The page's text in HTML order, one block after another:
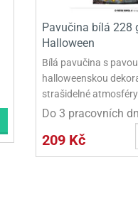
Pavučina bílá 228
Halloween
Bílá pavučina s
halloweenskou
strašidelné
Do 3 pracovních
209 Kč